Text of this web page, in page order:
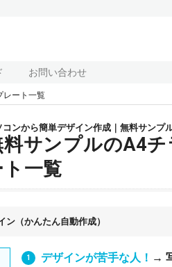
お問い合わせ
レート一覧
コンから簡単デザイン作成｜無料サンプ
料サンプルのA4
ト一覧
ン（かんたん自動作成）
デザインが苦手な人！ →